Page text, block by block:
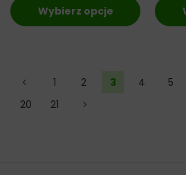
Wybierz opcje
← 1 2 3 4 5
20
21 →